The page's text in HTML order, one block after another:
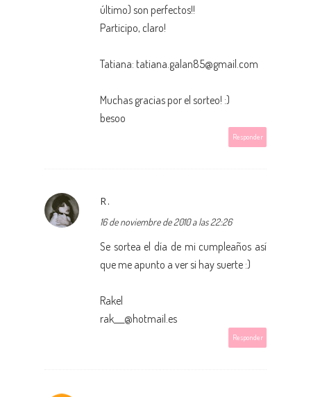
último) son perfectos!!
Participo, claro!
Tatiana: tatiana.galan85@gmail.com
Muchas gracias por el sorteo! :)
besoo
Responder
R.
16 de noviembre de 2010 a las 22:26
Se sortea el día de mi cumpleaños así
que me apunto a ver si hay suerte :)
Rakel
rak___@hotmail.es
Responder